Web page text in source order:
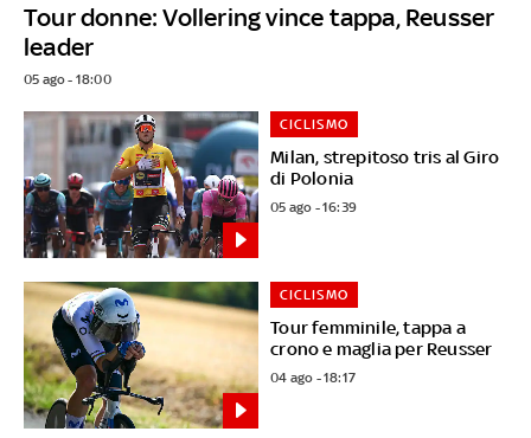
Tour donne: Vollering vince tappa, Reusser
leader
05 ago - 18:00
Milan, strepitoso tris al Giro
di Polonia
CICLISMO
05 ago - 16:39
Tour femminile, tappa a
crono e maglia per Reusser
CICLISMO
04 ago - 18:17